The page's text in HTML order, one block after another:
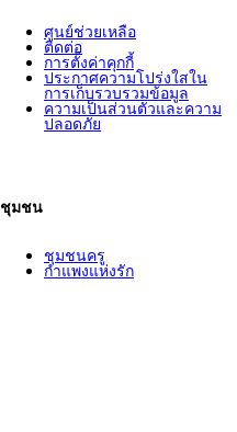
ศูนย์ช่วยเหลือ
ติดต่อ
การตั้งค่าคุกกี้
ประกาศความโปร่งใสใน
การเก็บรวบรวมข้อมูล
ความเป็นส่วนตัวและความ
ปลอดภัย
ชุมชน
ชุมชนครู
กำแพงแห่งรัก